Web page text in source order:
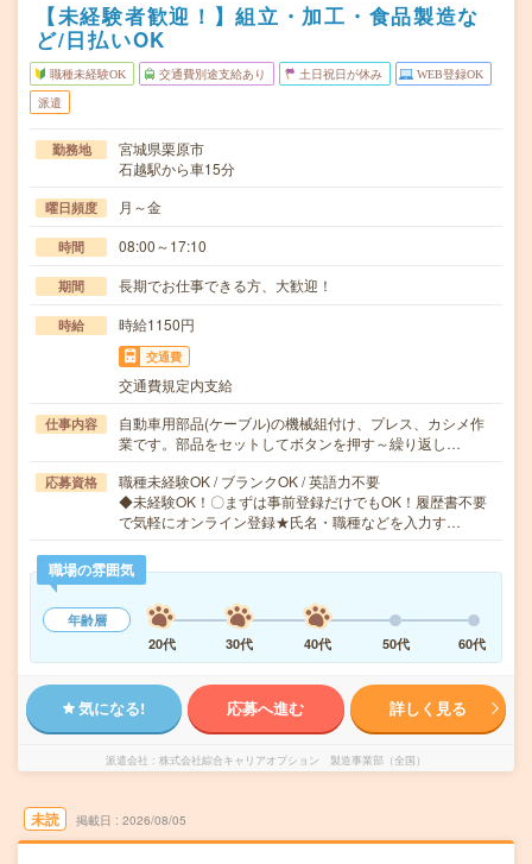
【未経験者歓迎！】組立・加工・食品製造な
ど/日払いOK
職種未経験OK 交通費別途支給あり 土日祝日が休み WEB登録OK
派遣
勤務地
宮城県栗原市
石越駅から車15分
曜日頻度 月～金
時間 08:00～17:10
期間 長期でお仕事できる方、大歓迎！
時給 時給1150円
交通費
交通費規定内支給
仕事内容
自動車用部品(ケーブル)の機械組付け、プレス、カシメ作
業です。部品をセットしてボタンを押す～繰り返し…
応募資格
職種未経験OK / ブランクOK / 英語力不要
◆未経験OK！〇まずは事前登録だけでもOK！履歴書不要
で気軽にオンライン登録★氏名・職種などを入力す…
職場の雰囲気
年齢層
20代
30代 40代 50代 60代
気になる! 応募へ進む 詳しく見る
派遣会社 株式会社綜合キャリアオプション 製造事業部（全国）
未読 掲載日 2026/08/05